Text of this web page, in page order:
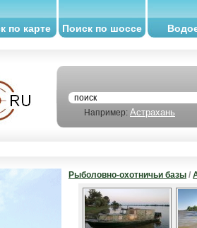
по карте Поиск по шоссе
Например: Астрахань
Рыболовно-охотничьи базы /